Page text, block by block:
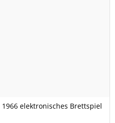
elektronisches Brettspiel